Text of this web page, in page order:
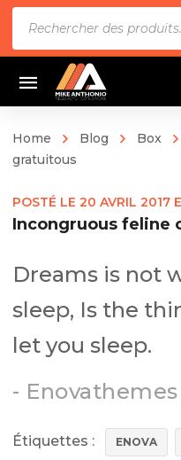
produits
Home Blog Box
gratuitous
POSTÉ LE 20 AVRIL 2017
Incongruous feline
Dreams is not
sleep, Is the
let you sleep.
- Enovathemes
Étiquettes : ENOVA